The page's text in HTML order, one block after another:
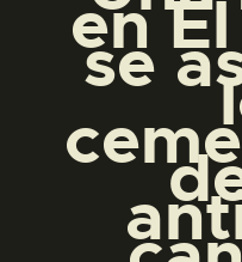
en
se
█
EL MUSEO